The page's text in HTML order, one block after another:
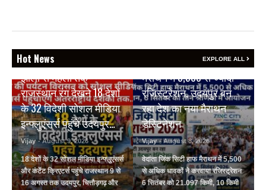
Hot News EXPLORE ALL
BREAKING NEWS
झीलों से महलों तक
राजस्थान रंग देखने 18 देशों
के 32 विदेशी सोशल मीडिया
इन्फ्लुएंसर्स पहुंचे उदयपुर…
Vijay - August 9, 2026
18 देशों के 32 सोशल मीडिया इन्फ्लुएंसर्स
और कंटेंट क्रिएटर्स पहुंचे राजस्थान 9 से
16 अगस्त तक उदयपुर, चित्तौड़गढ़ और
वेदांता जिंक सिटी हाफ
मैराथन में 5,500 से ज्यादा
रजिस्ट्रेशन, उदयपुर बन
रहा देश का नया मैराथन
डेस्टिनेशन
Vijay - August 8, 2026
वेदांता जिंक सिटी हाफ मैराथन में 5,500
से अधिक धावकों ने करवाया रजिस्ट्रेशन
6 सितंबर को 21.097 किमी, 10 किमी